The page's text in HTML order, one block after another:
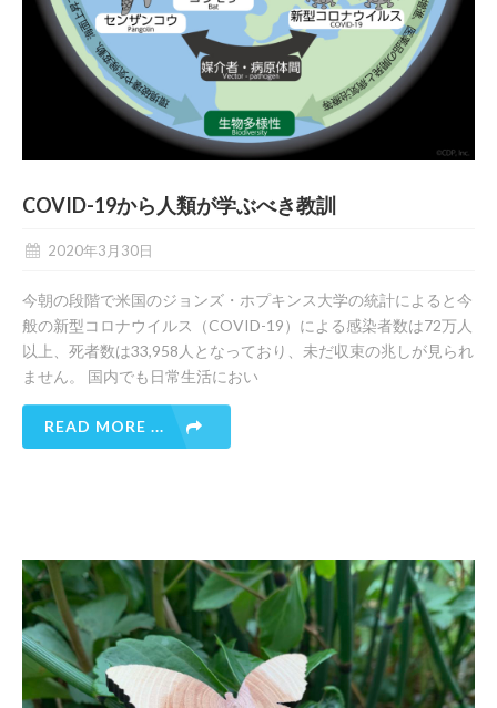
COVID-19から人類が学ぶべき教訓
2020年3月30日
今朝の段階で米国のジョンズ・ホプキンス大学の統計によると今
般の新型コロナウイルス（COVID-19）による感染者数は72万人
以上、死者数は33,958人となっており、未だ収束の兆しが見られ
ません。 国内でも日常生活におい
READ MORE ...